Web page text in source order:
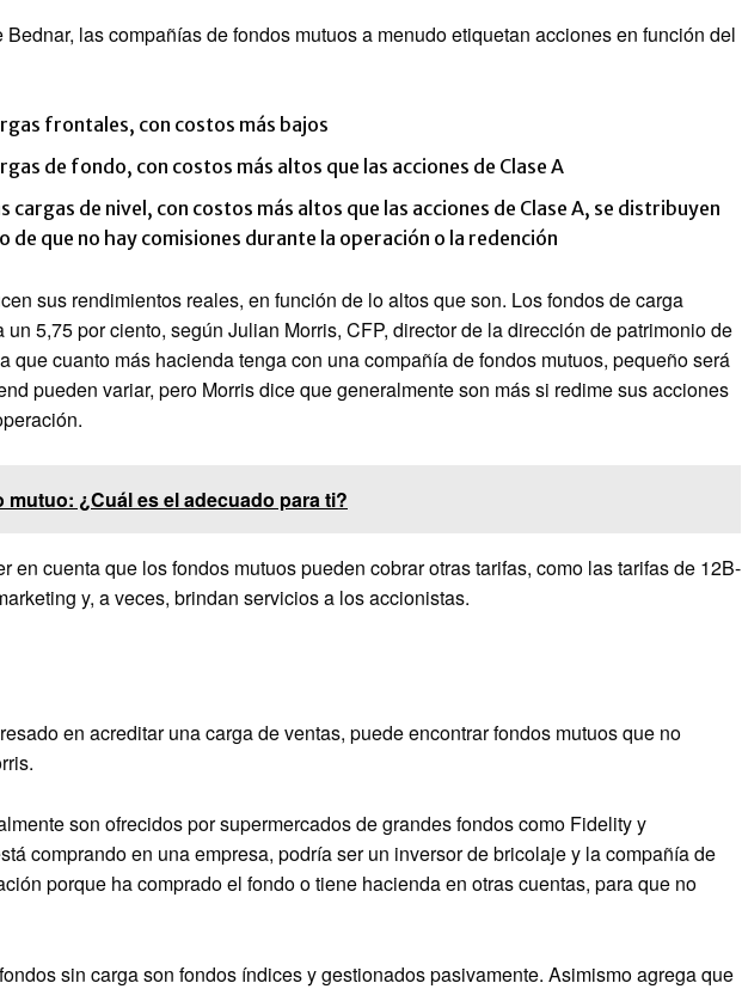
las compañías de fondos mutuos a menudo etiquetan acciones en función del
frontales, con costos más bajos
de fondo, con costos más altos que las acciones de Clase A
cargas de nivel, con costos más altos que las acciones de Clase A, se distribuyen
de que no hay comisiones durante la operación o la redención
sus rendimientos reales, en función de lo altos que son. Los fondos de carga
5,75 por ciento, según Julian Morris, CFP, director de la dirección de patrimonio de
que cuanto más hacienda tenga con una compañía de fondos mutuos, pequeño será
pueden variar, pero Morris dice que generalmente son más si redime sus acciones
mutuo: ¿Cuál es el adecuado para ti?
en cuenta que los fondos mutuos pueden cobrar otras tarifas, como las tarifas de 12B-
y, a veces, brindan servicios a los accionistas.
en acreditar una carga de ventas, puede encontrar fondos mutuos que no
son ofrecidos por supermercados de grandes fondos como Fidelity y
comprando en una empresa, podría ser un inversor de bricolaje y la compañía de
porque ha comprado el fondo o tiene hacienda en otras cuentas, para que no
sin carga son fondos índices y gestionados pasivamente. Asimismo agrega que